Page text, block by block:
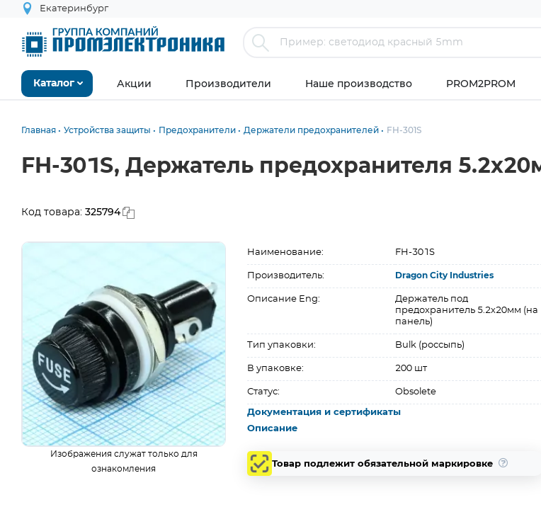
Екатеринбург
Каталог Акции Производители Наше производство PROM2PROM
Главная Устройства защиты Предохранители Держатели предохранителей FH-301S
FH-301S, Держатель предохранителя
Код товара: 325794
Изображения служат только для
ознакомления
Наименование: FH-301S
Производитель: Dragon City Industries
Описание Eng:
Держатель под
предохранитель 5.2х20мм (на
панель)
Тип упаковки: Bulk (россыпь)
В упаковке: 200 шт
Статус: Obsolete
Документация и сертификаты
Описание
Товар подлежит обязательной маркировке